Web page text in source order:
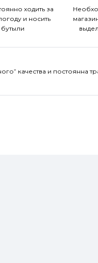
ходить за
и носить
качества и постоянна